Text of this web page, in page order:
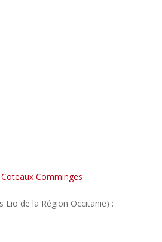
Comminges
de la Région Occitanie) :